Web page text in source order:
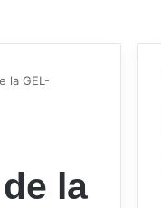
la GEL-
la